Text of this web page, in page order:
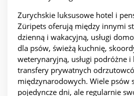
Zurychskie luksusowe hotel i
Züripets oferują między innymi
dzienną i wakacyjną, usługi
dla psów, świeżą kuchnię,
weterynaryjną, usługi podróżne
transfery prywatnych
międzynarodowych. Wiele psów
pojedyncze dni, ale regularnie